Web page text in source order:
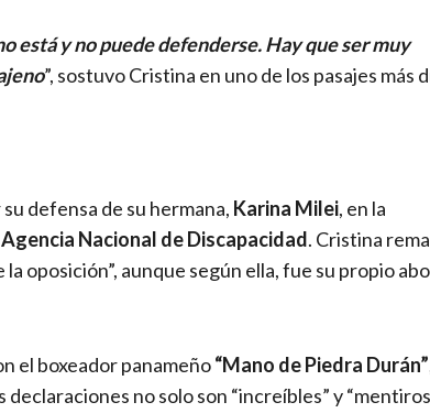
está y no puede defenderse. Hay que ser muy
”, sostuvo Cristina en uno de los pasajes más
defensa de su hermana, Karina Milei, en la
Agencia Nacional de Discapacidad. Cristina
oposición”, aunque según ella, fue su propio
el boxeador panameño“Mano de Piedra Durán”
declaraciones no solo son “increíbles” y